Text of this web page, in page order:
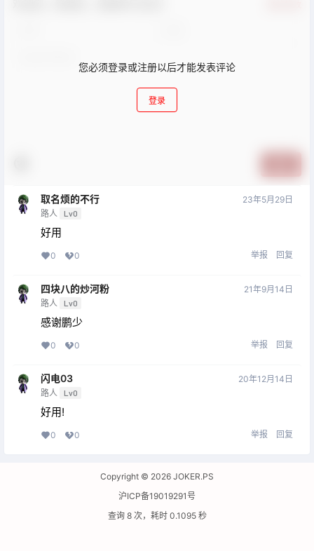
您必须登录或注册以后才能发表评论
登录
取名烦的不行
路人 Lv0
23年5月29日
好用
0 0 举报 回复
四块八的炒河粉
路人 Lv0
21年9月14日
感谢鹏少
0 0 举报 回复
闪电03
路人 Lv0
20年12月14日
好用!
0 0 举报 回复
Copyright © 2026 JOKER.PS
沪ICP备19019291号
查询 8 次，耗时 0.1095 秒